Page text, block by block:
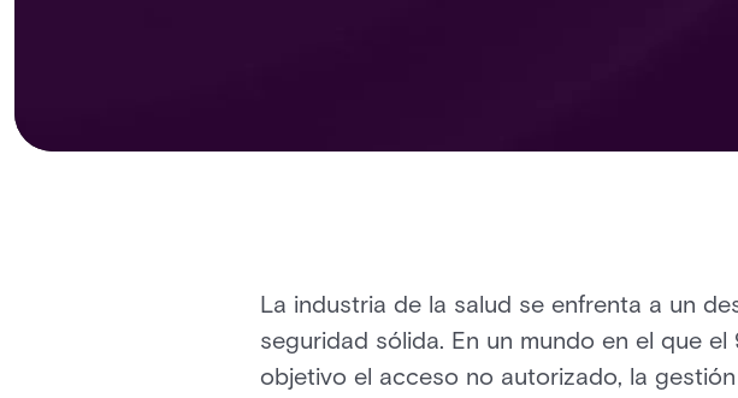
La industria de la salud se enfrenta a un
seguridad sólida. En un mundo en el que
objetivo el acceso no autorizado, la